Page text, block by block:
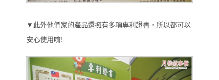
▼此外他們家的產品還擁有多項專利證書，所以都可以
安心使用唷!